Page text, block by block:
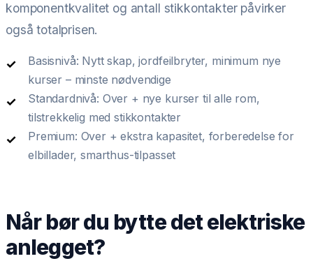
komponentkvalitet og antall stikkontakter påvirker
også totalprisen.
Basisnivå: Nytt skap, jordfeilbryter, minimum nye
kurser – minste nødvendige
Standardnivå: Over + nye kurser til alle rom,
tilstrekkelig med stikkontakter
Premium: Over + ekstra kapasitet, forberedelse for
elbillader, smarthus-tilpasset
Når bør du bytte det elektriske
anlegget?